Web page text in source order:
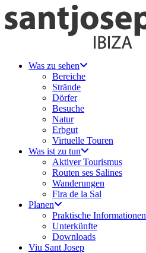
Was zu sehen
Bereiche
Strände
Dörfer
Besuche
Natur
Erbgut
Virtuelle Touren
Was ist zu tun
Aktiver Tourismus
Routen ses Salines
Wanderungen
Fira de la Sal
Planen
Praktische Informationen
Unterkünfte
Downloads
Viu Sant Josep